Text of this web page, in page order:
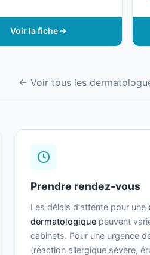
Voir la fiche
← Voir tous les
Prendre rendez-vous
Les délais d'attente pour une
dermatologique peuvent
cabinets. Pour une urgence
(réaction allergique sévère,